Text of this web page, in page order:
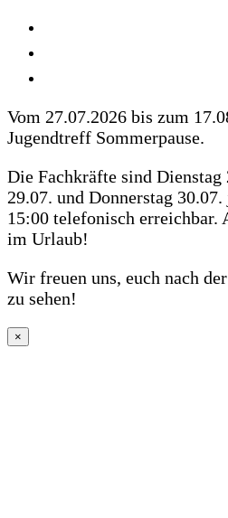
Vom 27.07.2026 bis zum
Jugendtreff Sommerpause.
Die Fachkräfte sind
29.07. und Donnerstag
15:00 telefonisch erreichbar.
im Urlaub!
Wir freuen uns, euch nach
zu sehen!
×